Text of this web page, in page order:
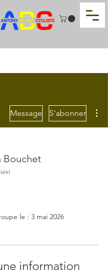
Message S'abonner
Bouchet
le : 3 mai 2026
information